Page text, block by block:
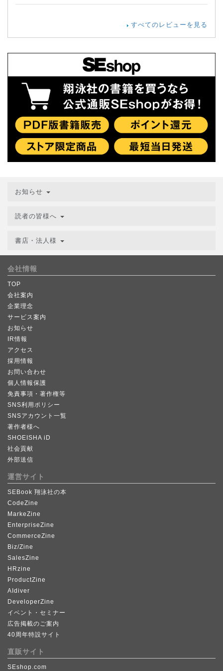
すべてのレビューを見る
お知らせ
読者の皆様へ
書店・法人様
会社情報
TOP
会社案内
企業理念
サービス案内
お知らせ
IR情報
アクセス
採用情報
お問い合わせ
個人情報保護
免責事項・著作権等
SNS利用ポリシー
SNSアカウント一覧
著作者様へ
SHOEISHA iD
社会貢献
外部送信
運営サイト
SEBook 翔泳社の本
CodeZine
MarkeZine
EnterpriseZine
CommerceZine
Biz/Zine
SalesZine
HRzine
ProductZine
AIdiver
DeveloperZine
イベント・セミナー
広告掲載のご案内
40周年特設サイト
直販サイト
SEshop.com